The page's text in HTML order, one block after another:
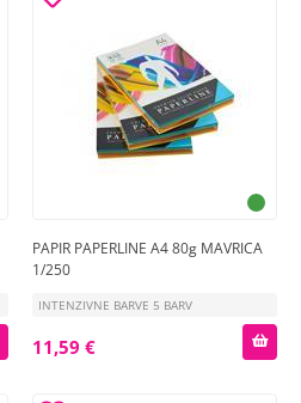
PAPIR PAPERLINE A4 80g MAVRICA
1/250
INTENZIVNE BARVE 5 BARV
11,59 €